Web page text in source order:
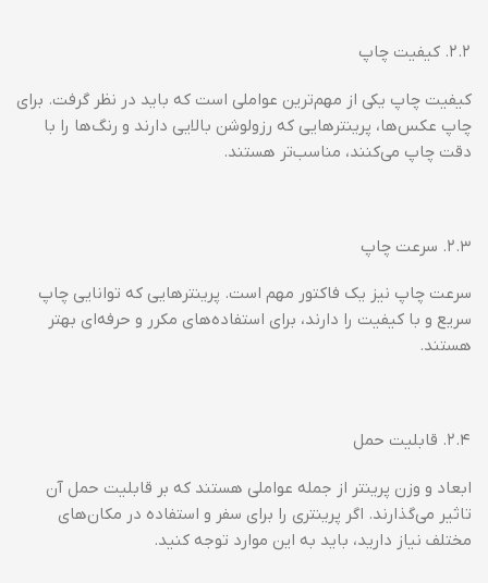
کیفیت چاپ یکی از مهم‌ترین عواملی است که باید در نظر گرفت. برای
چاپ عکس‌ها، پرینترهایی که رزولوشن بالایی دارند و رنگ‌ها را با
دقت چاپ می‌کنند، مناسب‌تر هستند.
سرعت چاپ نیز یک فاکتور مهم است. پرینترهایی که توانایی چاپ
سریع و با کیفیت را دارند، برای استفاده‌های مکرر و حرفه‌ای بهتر
هستند.
ابعاد و وزن پرینتر از جمله عواملی هستند که بر قابلیت حمل آن
تاثیر می‌گذارند. اگر پرینتری را برای سفر و استفاده در مکان‌های
مختلف نیاز دارید، باید به این موارد توجه کنید.